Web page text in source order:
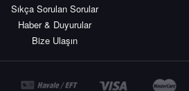
Sıkça Sorulan Sorular
Haber & Duyurular
Bize Ulaşın